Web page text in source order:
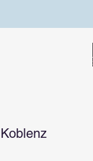
Koblenz